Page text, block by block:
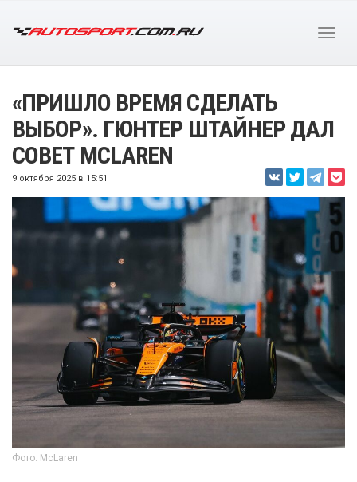
«ПРИШЛО ВРЕМЯ СДЕЛАТЬ
ВЫБОР». ГЮНТЕР ШТАЙНЕР ДАЛ
СОВЕТ MCLAREN
9 октября 2025 в 15:51
Фото: McLaren